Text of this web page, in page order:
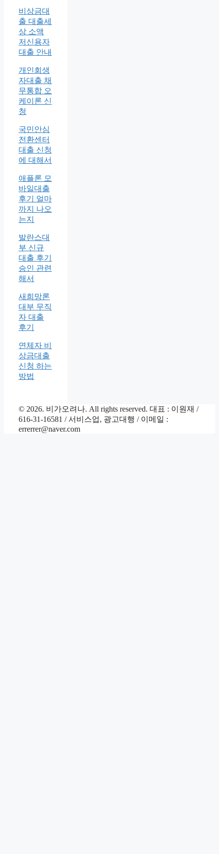
비상금대
출 대출세
상 소액
저신용자
대출 안내
개인회생
자대출 채
무통합 오
케이론 신
청
국민안심
전환센터
대출 신청
에 대해서
애플론 모
바일대출
후기 얼마
까지 나오
는지
발란스대
부 신규
대출 후기
승인 관련
해서
새희망론
대부 무직
자 대출
후기
연체자 비
상금대출
신청 하는
방법
© 2026. 비가오려나. All rights reserved. 대표 : 이원재 /
616-31-16581 / 서비스업, 광고대행 / 이메일 :
errerrer@naver.com